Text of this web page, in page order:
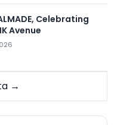
Celebrating
Avenue
→